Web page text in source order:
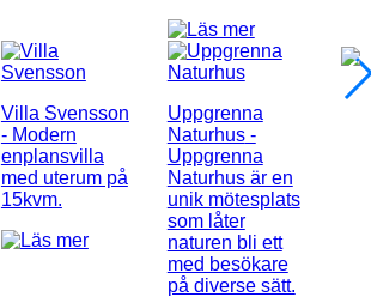
Villa Svensson
- Modern
enplansvilla
med uterum på
15kvm.
Uppgrenna
Naturhus-
Uppgrenna
Naturhus är en
unik mötesplats
som låter
naturen bli ett
med besökare
på diverse sätt.